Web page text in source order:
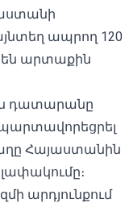
ապրող 120
են արտաքին
դատարանը
Հայաստանին
արդյունքում